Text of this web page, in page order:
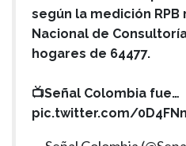
según la medición
Nacional de
hogares de 64477.
📺Señal Colombia fue…
pic.twitter.com/